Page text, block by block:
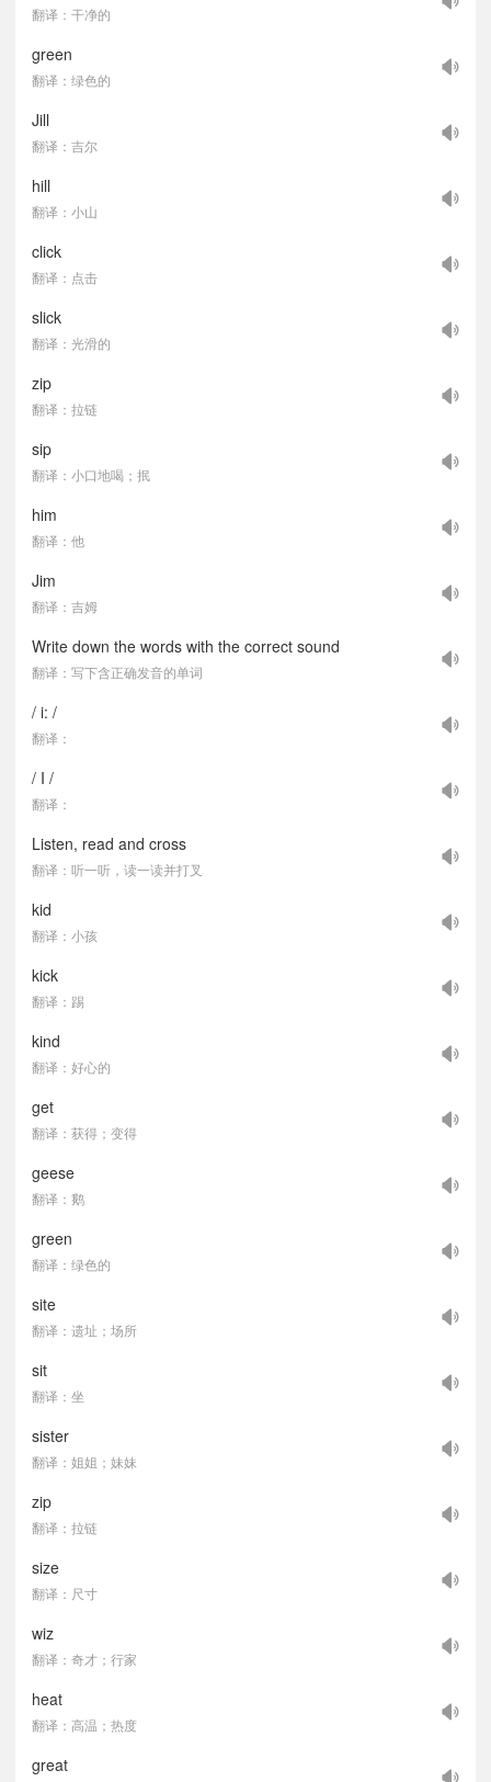
翻译：干净的
green
翻译：绿色的
Jill
翻译：吉尔
hill
翻译：小山
click
翻译：点击
slick
翻译：光滑的
zip
翻译：拉链
sip
翻译：小口地喝；抿
him
翻译：他
Jim
翻译：吉姆
Write down the words with the correct sound
翻译：写下含正确发音的单词
/ i: /
翻译：
/ I /
翻译：
Listen, read and cross
翻译：听一听，读一读并打叉
kid
翻译：小孩
kick
翻译：踢
kind
翻译：好心的
get
翻译：获得；变得
geese
翻译：鹅
green
翻译：绿色的
site
翻译：遗址；场所
sit
翻译：坐
sister
翻译：姐姐；妹妹
zip
翻译：拉链
size
翻译：尺寸
wiz
翻译：奇才；行家
heat
翻译：高温；热度
great